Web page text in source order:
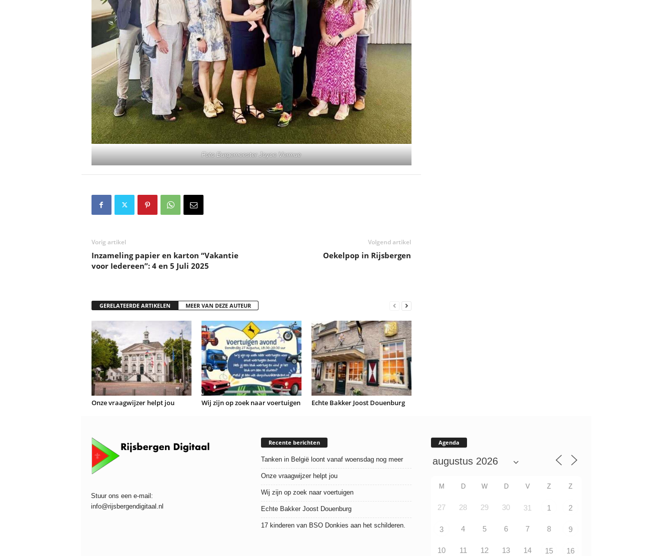
Foto Burgemeester Joyce Vermue
Vorig artikel
Inzameling papier en karton “Vakantie
voor Iedereen”: 4 en 5 Juli 2025
Volgend artikel
Oekelpop in Rijsbergen
GERELATEERDE ARTIKELEN MEER VAN DEZE AUTEUR
Onze vraagwijzer helpt jou Wij zijn op zoek naar voertuigen Echte Bakker Joost Douenburg
Stuur ons een e-mail:
info@rijsbergendigitaal.nl
Recente berichten
Tanken in België loont vanaf woensdag nog meer
Onze vraagwijzer helpt jou
Wij zijn op zoek naar voertuigen
Echte Bakker Joost Douenburg
17 kinderen van BSO Donkies aan het schilderen.
Agenda
M D W D V Z Z
27 28 29 30 31 1 2
3 4 5 6 7 8 9
10 11 12 13 14 15 16